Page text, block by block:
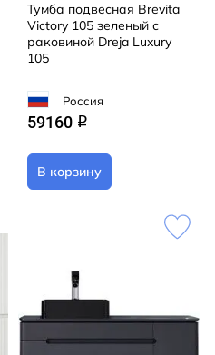
Тумба подвесная Brevita
Victory 105 зеленый с
раковиной Dreja Luxury
105
Россия
59160 q
В корзину